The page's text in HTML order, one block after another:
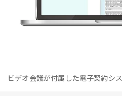
ビデオ会議が付属した電子契約シ